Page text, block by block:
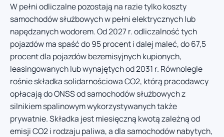
W pełni odliczalne pozostają na razie tylko koszty
samochodów służbowych w pełni elektrycznych lub
napędzanych wodorem. Od 2027 r. odliczalność tych
pojazdów ma spaść do 95 procent i dalej maleć, do 67,5
procent dla pojazdów bezemisyjnych kupionych,
leasingowanych lub wynajętych od 2031 r. Równolegle
rośnie składka solidarnościowa CO2, którą pracodawcy
opłacają do ONSS od samochodów służbowych z
silnikiem spalinowym wykorzystywanych także
prywatnie. Składka jest miesięczną kwotą zależną od
emisji CO2 i rodzaju paliwa, a dla samochodów nabytych,